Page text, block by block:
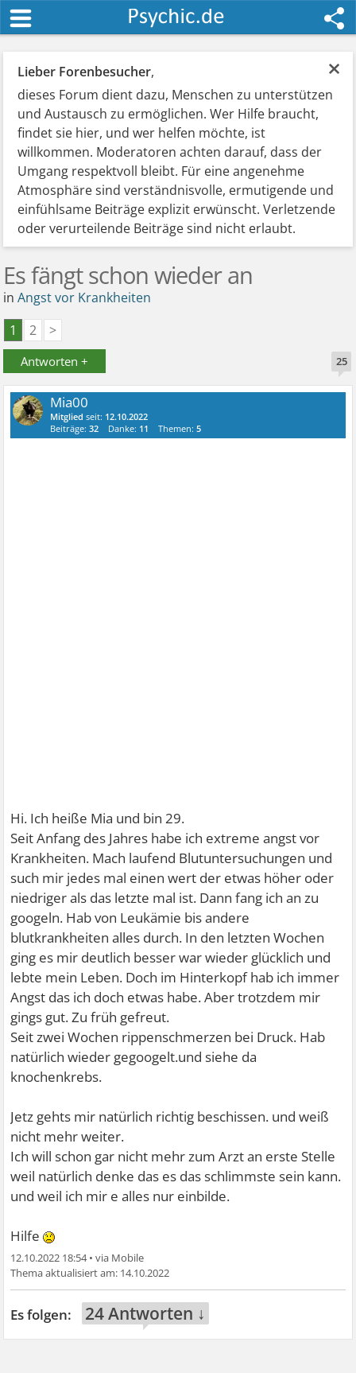
×
Lieber Forenbesucher,
dieses Forum dient dazu, Menschen zu unterstützen
und Austausch zu ermöglichen. Wer Hilfe braucht,
findet sie hier, und wer helfen möchte, ist
willkommen. Moderatoren achten darauf, dass der
Umgang respektvoll bleibt. Für eine angenehme
Atmosphäre sind verständnisvolle, ermutigende und
einfühlsame Beiträge explizit erwünscht. Verletzende
oder verurteilende Beiträge sind nicht erlaubt.
Es fängt schon wieder an
inAngst vor Krankheiten
1
2 >
Antworten + 25
Mia00
Mitglied seit: 12.10.2022
Beiträge:32 Danke: 11 Themen:5
Hi. Ich heiße Mia und bin 29.
Seit Anfang des Jahres habe ich extreme angst vor
Krankheiten. Mach laufend Blutuntersuchungen und
such mir jedes mal einen wert der etwas höher oder
niedriger als das letzte mal ist. Dann fang ich an zu
googeln. Hab von Leukämie bis andere
blutkrankheiten alles durch. In den letzten Wochen
ging es mir deutlich besser war wieder glücklich und
lebte mein Leben. Doch im Hinterkopf hab ich immer
Angst das ich doch etwas habe. Aber trotzdem mir
gings gut. Zu früh gefreut.
Seit zwei Wochen rippenschmerzen bei Druck. Hab
natürlich wieder gegoogelt.und siehe da
knochenkrebs.
Jetz gehts mir natürlich richtig beschissen. und weiß
nicht mehr weiter.
Ich will schon gar nicht mehr zum Arzt an erste Stelle
weil natürlich denke das es das schlimmste sein kann.
und weil ich mir e alles nur einbilde.
Hilfe
12.10.2022 18:54•
14.10.2022
24 Antworten ↓